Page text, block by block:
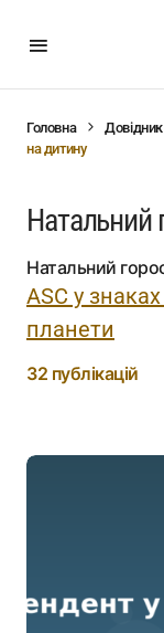
Головна Довідник
на дитину
Натальний
Натальний
ASC у
планети
32 публікацій